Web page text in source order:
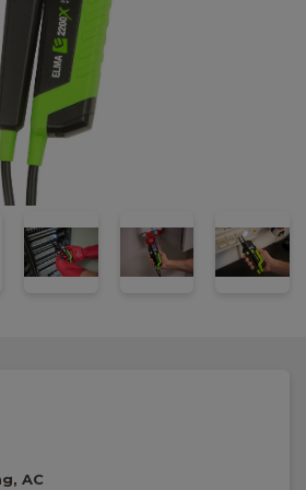
0-1999Ω
spændingstest som indikerer fasen
test, 2 polet for 3 faset net
display og højeffektive lysdioder
off funktion
ved farlig spænding uden batteri –
for kontrol af
ledninger
2/4mm
1 KAT IV 600V / IEC 61243-3:2014
AC